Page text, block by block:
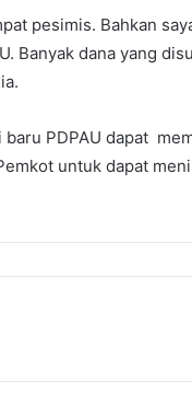
pesimis. Bahkan
Banyak dana yang
PDPAU dapat
untuk dapat